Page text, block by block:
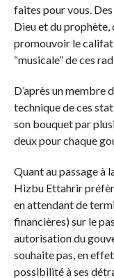
faites pour vous.
Dieu et du prophète,
promouvoir le califat
“musicale” de ces
D’après un membre
technique de ces
son bouquet par
deux pour chaque
Quant au passage à
Hizbu Ettahrir
en attendant de
financières) sur le
autorisation du
souhaite pas, en
possibilité à ses